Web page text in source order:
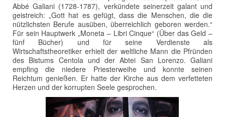
Abbé Galiani (1728-1787), verkündete seinerzeit galant und
geistreich: „Gott hat es gefügt, dass die Menschen, die die
nützlichsten Berufe ausüben, überreichlich geboren werden.“
Für sein Hauptwerk „Moneta – Libri Cinque“ (Über das Geld –
fünf Bücher) und für seine Verdienste als
Wirtschaftstheoretiker erhielt der weltliche Mann die Pfründen
des Bistums Centola und der Abtei San Lorenzo. Galiani
empfing die niedere Priesterweihe und konnte seinen
Reichtum genießen. Er hatte der Kirche aus dem verfetteten
Herzen und der korrupten Seele gesprochen.